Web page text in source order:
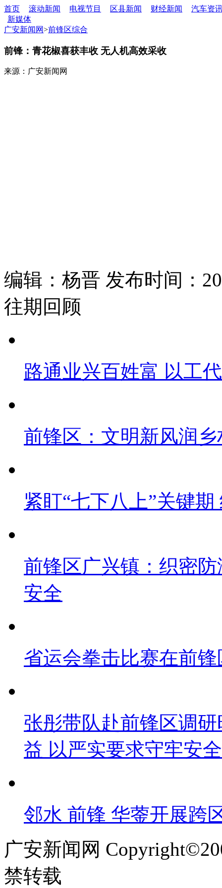
首页 滚动新闻 电视节目 区县新闻 财经新闻
汽车资
新媒体
广安新闻网>前锋区综合
前锋：青花椒喜获丰收 无人机高效采收
来源：广安新闻网
编辑：杨晋 发布时间：
往期回顾
路通业兴百姓富 以工
前锋区：文明新风润
紧盯“七下八上”关键
前锋区广兴镇：织密
安全
省运会拳击比赛在前
张彤带队赴前锋区调
益 以严实要求守牢安
邻水 前锋 华蓥开展跨
广安新闻网
禁转载